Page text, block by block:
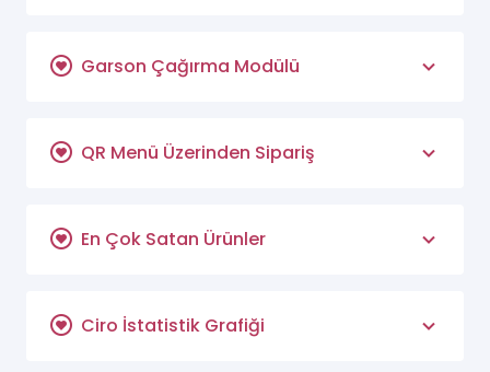
Garson Çağırma Modülü
QR Menü Üzerinden Sipariş
En Çok Satan Ürünler
Ciro İstatistik Grafiği